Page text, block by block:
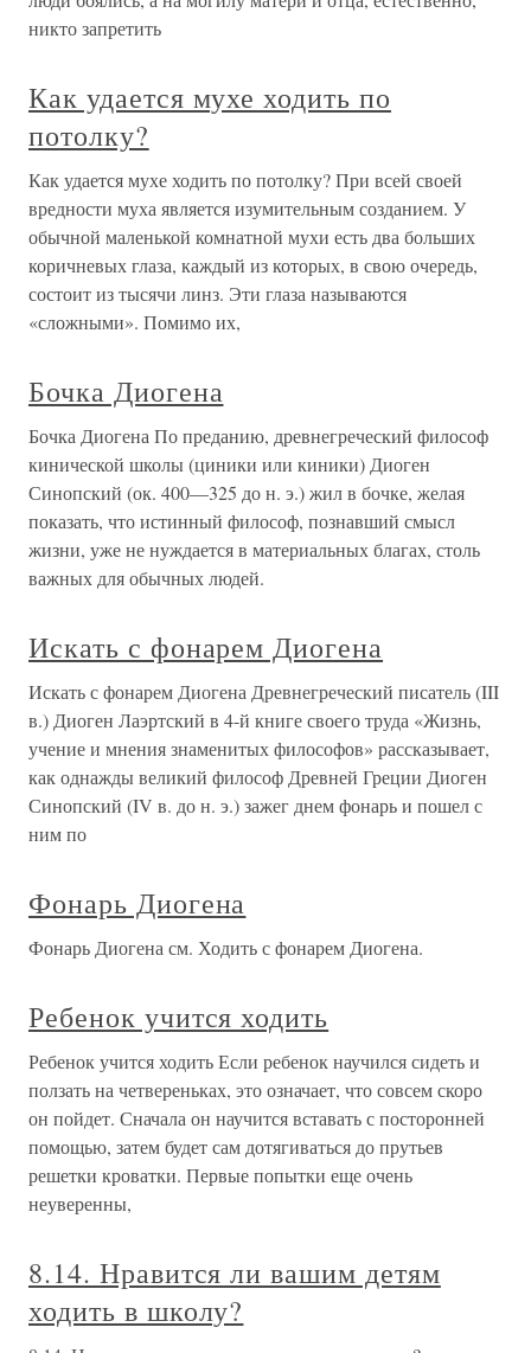
никто запретить
Как удается мухе ходить по
потолку?
Как удается мухе ходить по потолку? При всей своей
вредности муха является изумительным созданием. У
обычной маленькой комнатной мухи есть два больших
коричневых глаза, каждый из которых, в свою очередь,
состоит из тысячи линз. Эти глаза называются
«сложными». Помимо их,
Бочка Диогена
Бочка Диогена По преданию, древнегреческий философ
кинической школы (циники или киники) Диоген
Синопский (ок. 400—325 до н. э.) жил в бочке, желая
показать, что истинный философ, познавший смысл
жизни, уже не нуждается в материальных благах, столь
важных для обычных людей.
Искать с фонарем Диогена
Искать с фонарем Диогена Древнегреческий писатель (III
в.) Диоген Лаэртский в 4-й книге своего труда «Жизнь,
учение и мнения знаменитых философов» рассказывает,
как однажды великий философ Древней Греции Диоген
Синопский (IV в. до н. э.) зажег днем фонарь и пошел с
ним по
Фонарь Диогена
Фонарь Диогена см. Ходить с фонарем Диогена.
Ребенок учится ходить
Ребенок учится ходить Если ребенок научился сидеть и
ползать на четвереньках, это означает, что совсем скоро
он пойдет. Сначала он научится вставать с посторонней
помощью, затем будет сам дотягиваться до прутьев
решетки кроватки. Первые попытки еще очень
неуверенны,
8.14. Нравится ли вашим детям
ходить в школу?